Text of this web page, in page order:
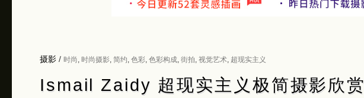
摄影 / 时尚 时尚摄影 简约 色彩 色彩构成 街拍 视觉艺术 超现实主义
Ismail Zaidy 超现实主义极简摄影欣赏